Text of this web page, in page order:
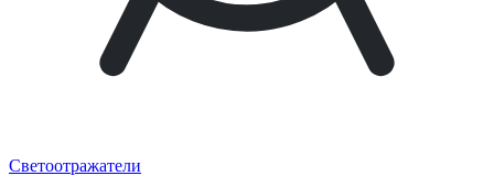
Светоотражатели